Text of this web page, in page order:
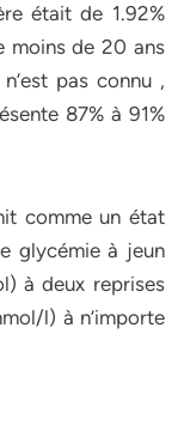
était de 1.92%
moins de 20 ans
pas connu ,
87% à 91%
comme un état
glycémie à jeun
à deux reprises
l) à n’importe